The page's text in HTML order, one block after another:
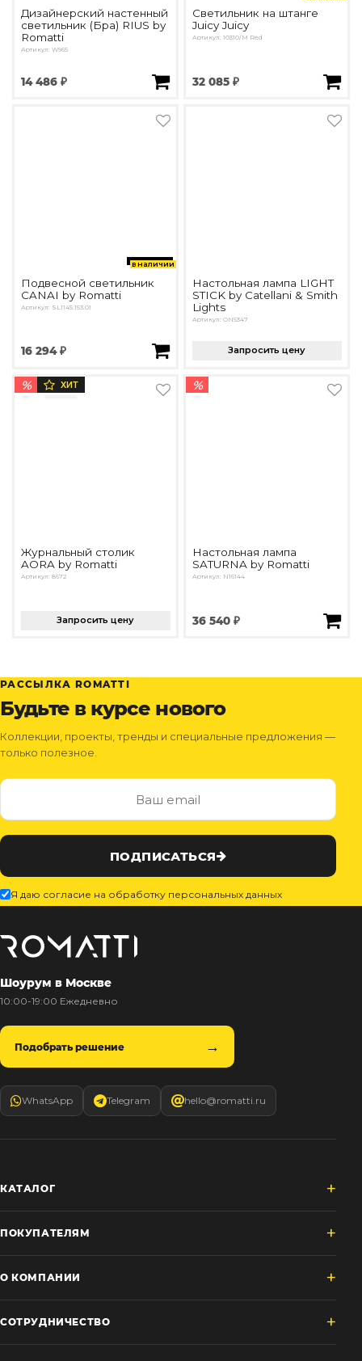
Дизайнерский настенный
светильник (Бра) RIUS by
Romatti
Артикул: W965
14 486 ₽
Светильник на штанге
Juicy Juicy
Артикул: 10310/M Red
32 085 ₽
в наличии
Подвесной светильник
CANAI by Romatti
Артикул: SL1145.153.01
16 294 ₽
Настольная лампа LIGHT
STICK by Catellani & Smith
Lights
Артикул: ON5347
Запросить цену
% ХИТ
Журнальный столик
AORA by Romatti
Артикул: 8672
Запросить цену
%
Настольная лампа
SATURNA by Romatti
Артикул: N16144
36 540 ₽
РАССЫЛКА ROMATTI
Будьте в курсе нового
Коллекции, проекты, тренды и специальные предложения —
только полезное.
ПОДПИСАТЬСЯ
Я даю согласие на обработку персональных данных
Шоурум в Москве
10:00-19:00 Ежедневно
Подобрать решение
WhatsApp Telegram hello@romatti.ru
КАТАЛОГ
ПОКУПАТЕЛЯМ
О КОМПАНИИ
СОТРУДНИЧЕСТВО